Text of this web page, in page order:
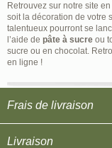
Frais de livraison
Livraison
Retrouvez sur notre site
soit la décoration de votre
talentueux pourront se
l’aide de pâte à sucre ou
sucre ou en chocolat.
en ligne !